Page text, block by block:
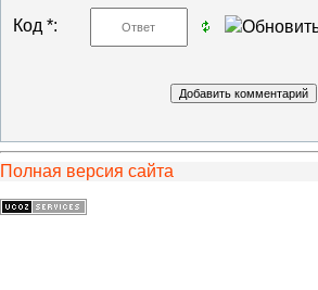
Код *:
Полная версия сайта